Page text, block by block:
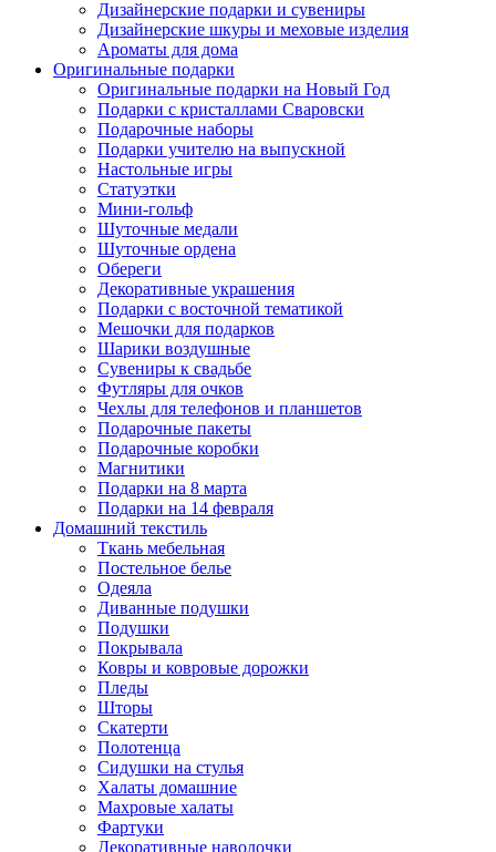
Дизайнерские подарки и сувениры
Дизайнерские шкуры и меховые изделия
Ароматы для дома
Оригинальные подарки
Оригинальные подарки на Новый Год
Подарки с кристаллами Сваровски
Подарочные наборы
Подарки учителю на выпускной
Настольные игры
Статуэтки
Мини-гольф
Шуточные медали
Шуточные ордена
Обереги
Декоративные украшения
Подарки с восточной тематикой
Мешочки для подарков
Шарики воздушные
Сувениры к свадьбе
Футляры для очков
Чехлы для телефонов и планшетов
Подарочные пакеты
Подарочные коробки
Магнитики
Подарки на 8 марта
Подарки на 14 февраля
Домашний текстиль
Ткань мебельная
Постельное белье
Одеяла
Диванные подушки
Подушки
Покрывала
Ковры и ковровые дорожки
Пледы
Шторы
Скатерти
Полотенца
Сидушки на стулья
Халаты домашние
Махровые халаты
Фартуки
Декоративные наволочки